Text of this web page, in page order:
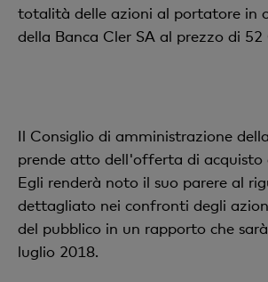
totalità delle azioni al portatore in
della Banca Cler SA al prezzo di
Il Consiglio di amministrazione
prende atto dell'offerta di acquisto
Egli renderà noto il suo parere al
dettagliato nei confronti degli
del pubblico in un rapporto che
luglio 2018.